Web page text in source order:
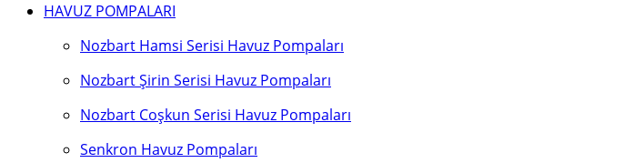
HAVUZ POMPALARI
Nozbart Hamsi Serisi Havuz Pompaları
Nozbart Şirin Serisi Havuz Pompaları
Nozbart Coşkun Serisi Havuz Pompaları
Senkron Havuz Pompaları